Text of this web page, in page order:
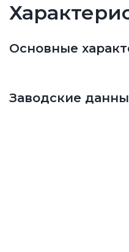
Основные
Заводские